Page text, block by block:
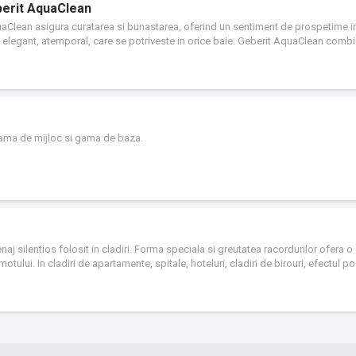
AquaClean
asigura curatarea si bunastarea, oferind un sentiment de prospetime
atemporal, care se potriveste in orice baie. Geberit AquaClean
puternica si precisa care ofera o igiena si o spalare de pana la 10 ori mai
AquaClean Sela Round, AquaClean Sela Square, Tuma Confort; premium -
de mijloc si gama de baza.
silentios folosit in cladiri. Forma speciala si greutatea racordurilor ofera o
In cladiri de apartamente, spitale, hoteluri, cladiri de birouri, efectul